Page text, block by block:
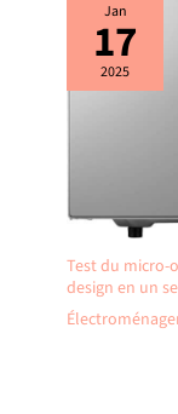
Jan
17
2025
Test du micro-
design en un